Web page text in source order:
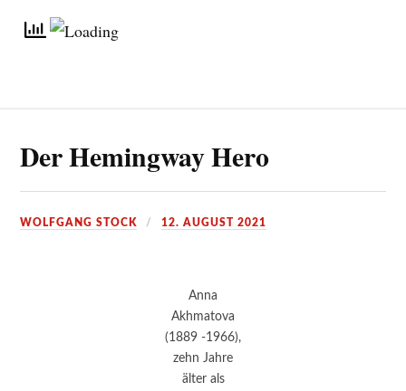
Der Hemingway Hero
WOLFGANG STOCK 12. AUGUST 2021
Anna
Akhmatova
(1889 -1966),
zehn Jahre
älter als